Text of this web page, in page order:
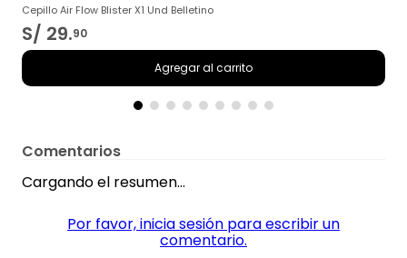
Cepillo Air Flow Blister X1 Und Belletino
S/ 29.90
Agregar al carrito
Comentarios
Cargando el resumen…
Por favor, inicia sesión para escribir un
comentario.